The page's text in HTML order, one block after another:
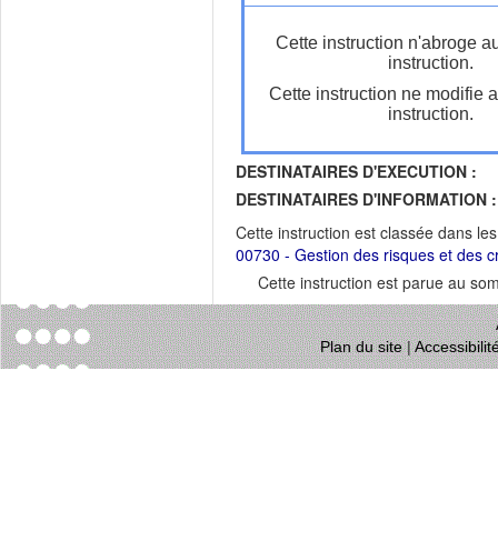
Cette instruction n'abroge
instruction.
Cette instruction ne modifie
instruction.
DESTINATAIRES D'EXECUTION :
DESTINATAIRES D'INFORMATION :
Cette instruction est classée dans
00730 - Gestion des risques et des
Cette instruction est parue au
Plan du site|